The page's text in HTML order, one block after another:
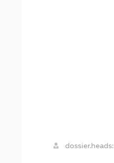
dossier.heads: